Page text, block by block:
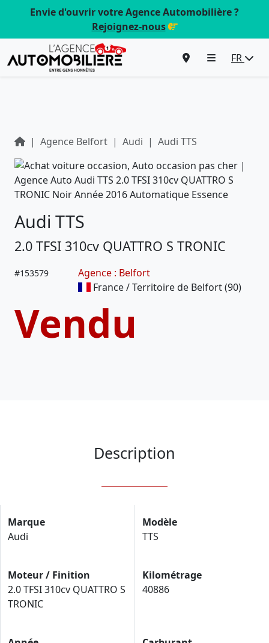
Envie d'ouvrir votre Agence Automobilière ?
Rejoignez-nous
FR
Agence Belfort Audi Audi TTS
Audi TTS
2.0 TFSI 310cv QUATTRO S TRONIC
#153579
Agence : Belfort
France / Territoire de Belfort (90)
Vendu
Description
Marque
Audi
Modèle
TTS
Moteur / Finition
2.0 TFSI 310cv QUATTRO S
TRONIC
Kilométrage
40886